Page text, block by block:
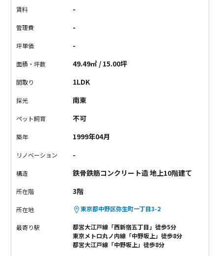
関からキッチンにかけてはフラットな土間スペースになっていま
す。ラグなどを置いて、外と中の境界線を決めるといいです
お早めに。
賃料 -
管理費 -
坪単価 -
面積・坪数 49.49㎡ / 15.00坪
間取り 1LDK
採光 南東
ペット飼育 不可
築年 1999年04月
リノベーション -
構造 鉄骨鉄筋コンクリート造 地上10階建て
所在階 3階
所在地 東京都中野区弥生町一丁目3-2
最寄り駅
都営大江戸線「西新宿五丁目」徒歩5分
東京メトロ丸ノ内線「中野坂上」徒歩8分
都営大江戸線「中野坂上」徒歩8分